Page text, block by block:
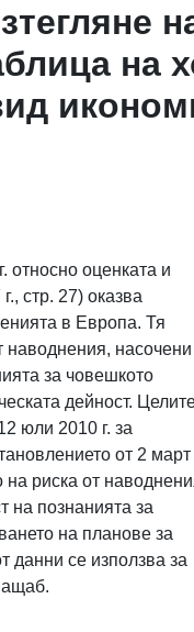
на
във
относно оценката и
стр. 27) оказва
в Европа. Тя
наводнения, насочени
за човешкото
дейност.
юли 2010 г. за
от 2 март
на риска от
на познанията за
на планове за
данни се използва за